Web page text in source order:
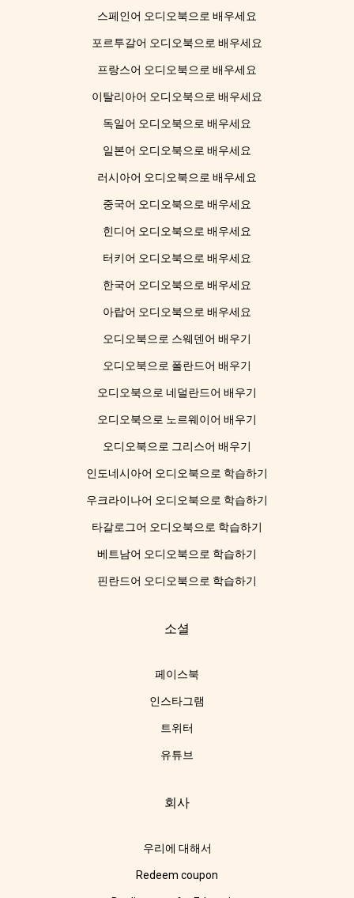
스페인어 오디오북으로 배우세요
포르투갈어 오디오북으로 배우세요
프랑스어 오디오북으로 배우세요
이탈리아어 오디오북으로 배우세요
독일어 오디오북으로 배우세요
일본어 오디오북으로 배우세요
러시아어 오디오북으로 배우세요
중국어 오디오북으로 배우세요
힌디어 오디오북으로 배우세요
터키어 오디오북으로 배우세요
한국어 오디오북으로 배우세요
아랍어 오디오북으로 배우세요
오디오북으로 스웨덴어 배우기
오디오북으로 폴란드어 배우기
오디오북으로 네덜란드어 배우기
오디오북으로 노르웨이어 배우기
오디오북으로 그리스어 배우기
인도네시아어 오디오북으로 학습하기
우크라이나어 오디오북으로 학습하기
타갈로그어 오디오북으로 학습하기
베트남어 오디오북으로 학습하기
핀란드어 오디오북으로 학습하기
소셜
페이스북
인스타그램
트위터
유튜브
회사
우리에 대해서
Redeem coupon